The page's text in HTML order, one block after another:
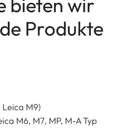
bieten wir
Produkte
M9)
M6, M7, MP, M-A Typ